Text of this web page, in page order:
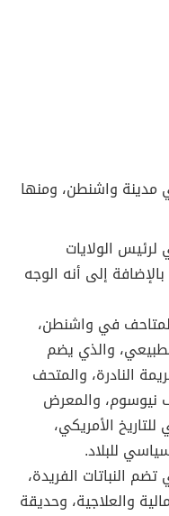
مدينة واشنطن، ومنها
الولايات
إلى أنه الوجه
في واشنطن،
والذي يضم
النادرة، والمتحف
نيوسوم، والمعرض
الأمريكي،
للبلاد.
النباتات الفريدة،
والعلاجية، وحديقة